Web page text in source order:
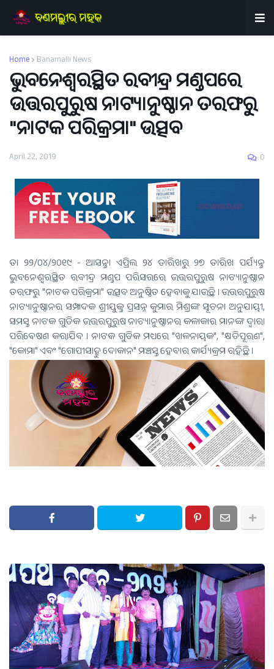
Home Banamalli News
ଭୁବନେଶ୍ୱରସ୍ଥିତ ରବୀନ୍ଦ୍ର ମଣ୍ଡପରେ
ଉତ୍ତରପୁରୁଷ ନାଟ୍ୟାନୁଷ୍ଠାନ ତରଫରୁ
"ନାଟକ ପରିକ୍ରମା" ଉତ୍ସବ
April 22, 2019 0
ତା ୨୨/୦୪/୨୦୧୯ - ଆସନ୍ତା ଏପ୍ରିଲ ୨୪ ତାରିଖରୁ ୨୭ ତାରିଖ ପର୍ଯ୍ୟନ୍ତ
ଭୁବନେଶ୍ଵରସ୍ଥିତ ରବୀନ୍ଦ୍ର ମଣ୍ଡପ ପରିସରରେ ଉତ୍ତରପୁରୁଷ ନାଟ୍ୟାନୁଷ୍ଠାନ
ତରଫରୁ "ନାଟକ ପରିକ୍ରମା" ଉତ୍ସବ ଅନୁଷ୍ଠିତ ହେବାକୁ ଯାଉଛି । ଉତ୍ତରପୁରୁଷ
ନାଟ୍ୟାନୁଷ୍ଠାନର ସମ୍ପାଦକ ଶ୍ରୀଯୁକ୍ତ ପ୍ରସନ୍ନ କୁମାର ମିଶ୍ରଙ୍କ ସୂଚନା ଅନୁଯାୟୀ,
ସମସ୍ତ ନାଟକ ଗୁଡିକ ଉତ୍ତରପୁରୁଷ ନାଟ୍ୟାନୁଷ୍ଠାନର କଳାକାର ମାନଙ୍କ ଦ୍ଵାରା
ପରିବେଷଣ କରାଯିବ । ନାଟକ ଗୁଡିକ ମଧ୍ୟରେ "ଖଳନାୟକ", "କ୍ଷତିପୂରଣ",
"କୋମା" ଏବଂ "ଗୋପୀସାହୁ ଦୋକାନ" ମଞ୍ଚସ୍ତ ହେବାର କାର୍ଯ୍ୟକ୍ରମ ରହିଛି ।